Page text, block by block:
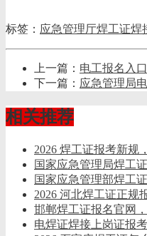
标签： 应急管理厅焊工证焊
上一篇： 电工报名入
下一篇： 应急管理局
相关推荐
2026 焊工证报考新规
国家应急管理局焊工
国家应急管理部焊工
2026 河北焊工证正规
邯郸焊工证报名官网
电焊证焊接上岗证报